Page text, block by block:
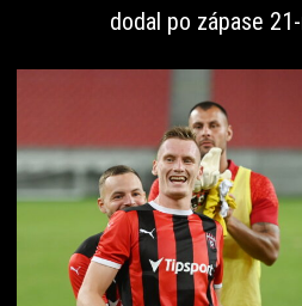
dodal po zápase